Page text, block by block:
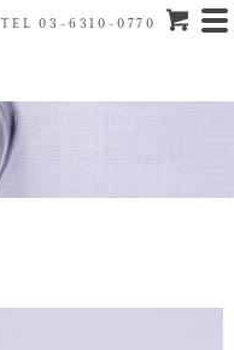
TEL 03-6310-0770